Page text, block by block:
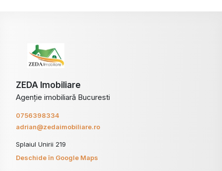
ZEDA Imobiliare
Agenție imobiliară Bucuresti
0756398334
adrian@zedaimobiliare.ro
Splaiul Unirii 219
Deschide în Google Maps